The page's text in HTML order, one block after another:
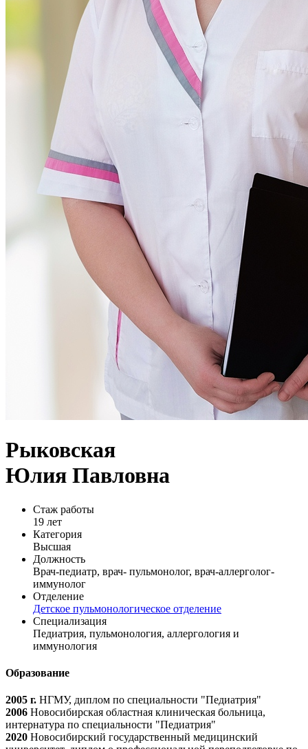
Рыковская
Юлия Павловна
Стаж работы
19 лет
Категория
Высшая
Должность
Врач-педиатр, врач- пульмонолог, врач-аллерголог-
иммунолог
Отделение
Детское пульмонологическое отделение
Специализация
Педиатрия, пульмонология, аллергология и
иммунология
Образование
2005 г. НГМУ, диплом по специальности "Педиатрия"
2006 Новосибирская областная клиническая больница,
интернатура по специальности "Педиатрия"
2020 Новосибирский государственный медицинский